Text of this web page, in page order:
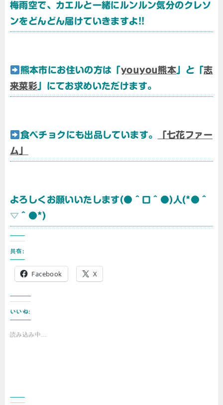
梅雨空で、カエルと一緒にルンルン気分のクレソ
ンをどんどん届けていきますよ!!
熊本市にお住いの方は「youyou熊本 」と「志
来菜彩 」にてお求めいただけます。
食べチョクにも出品しています。
「七花ファー
ム」
よろしくお願いいたします(●＾口＾●)人(*●＾
▽＾●*)
共有:
Facebook X
いいね:
読み込み中…